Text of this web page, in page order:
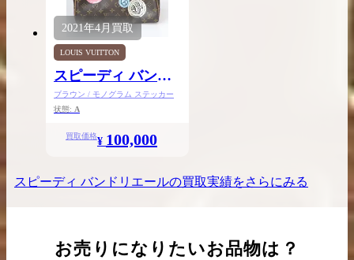
2021年4月買取
LOUIS VUITTON
スピーディ バンド
リエール30
ブラウン / モノグラム ステッカー
状態: A
買取価格¥ 100,000
スピーディ バンドリエールの買取実績をさらにみる
お売りになりたいお品物は？